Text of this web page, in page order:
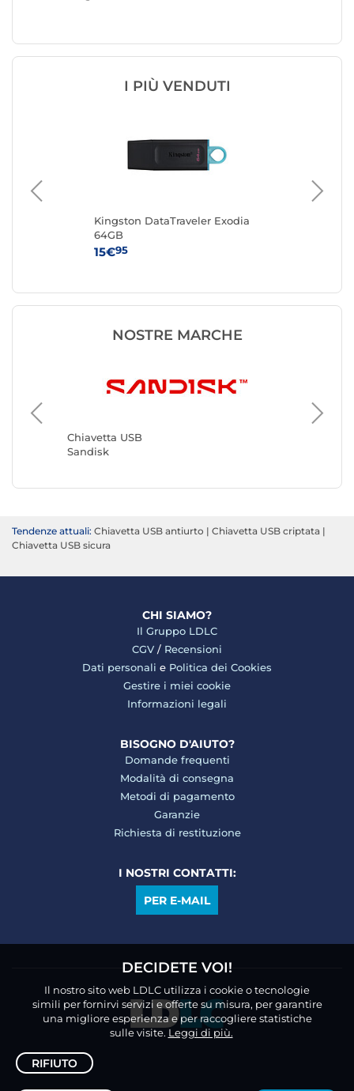
I PIÙ VENDUTI
Kingston DataTraveler Exodia
64GB
15€95
NOSTRE MARCHE
Chiavetta USB
Sandisk
Tendenze attuali: Chiavetta USB antiurto | Chiavetta USB criptata |
Chiavetta USB sicura
CHI SIAMO?
Il Gruppo LDLC
CGV / Recensioni
Dati personali e Politica dei Cookies
Gestire i miei cookie
Informazioni legali
BISOGNO D'AIUTO?
Domande frequenti
Modalità di consegna
Metodi di pagamento
Garanzie
Richiesta di restituzione
I NOSTRI CONTATTI:
PER E-MAIL
DECIDETE VOI!
Il nostro sito web LDLC utilizza i cookie o tecnologie
simili per fornirvi servizi e offerte su misura, per garantire
una migliore esperienza e per raccogliere statistiche
sulle visite. Leggi di più.
RIFIUTO